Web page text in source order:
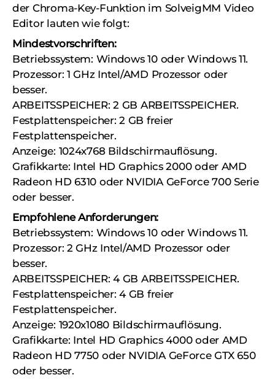
der Chroma-Key-Funktion im SolveigMM Video
Editor lauten wie folgt:
Mindestvorschriften:
Betriebssystem: Windows 10 oder Windows 11.
Prozessor: 1 GHz Intel/AMD Prozessor oder
besser.
ARBEITSSPEICHER: 2 GB ARBEITSSPEICHER.
Festplattenspeicher: 2 GB freier
Festplattenspeicher.
Anzeige: 1024x768 Bildschirmauflösung.
Grafikkarte: Intel HD Graphics 2000 oder AMD
Radeon HD 6310 oder NVIDIA GeForce 700 Serie
oder besser.
Empfohlene Anforderungen:
Betriebssystem: Windows 10 oder Windows 11.
Prozessor: 2 GHz Intel/AMD Prozessor oder
besser.
ARBEITSSPEICHER: 4 GB ARBEITSSPEICHER.
Festplattenspeicher: 4 GB freier
Festplattenspeicher.
Anzeige: 1920x1080 Bildschirmauflösung.
Grafikkarte: Intel HD Graphics 4000 oder AMD
Radeon HD 7750 oder NVIDIA GeForce GTX 650
oder besser.